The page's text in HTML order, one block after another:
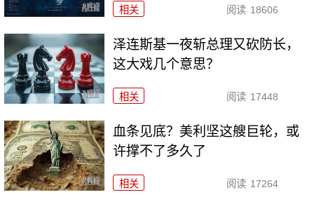
相关 阅读 18606
泽连斯基一夜斩总理又砍防长，
这大戏几个意思？
相关 阅读 17448
血条见底？美利坚这艘巨轮，或
许撑不了多久了
相关 阅读 17264